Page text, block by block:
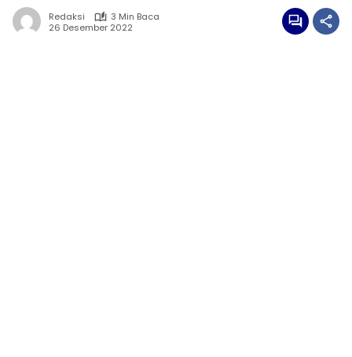
Redaksi
3 Min Baca
26 Desember 2022